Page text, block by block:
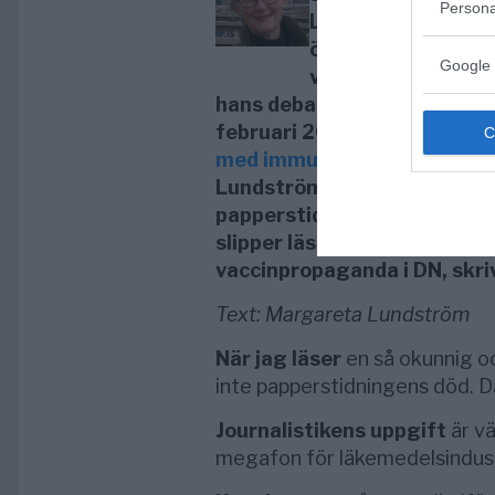
Google
Lundström skrev
öppna brev till
von Seth
hans debattinlägg i DN den 8
februari 2015 rubricerat:
med immunitet mot fakta”.
Lundström kommer inte att
papperstidningens död om
slipper läsa sådan
vaccinpropaganda i DN,
Text: Margareta Lundström
När jag läseren så okunnig
inte papperstidningens död.
Journalistikens uppgift är
megafon för